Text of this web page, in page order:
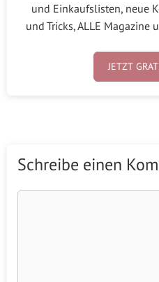
und Einkaufslisten, neue
und Tricks, ALLE
JETZT
Schreibe einen